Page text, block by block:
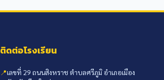
ติดต่อโรงเรียน
📍เลขที่ 29 ถนนสิงหราช ตำบลศรีภูมิ อำเภอเมือง